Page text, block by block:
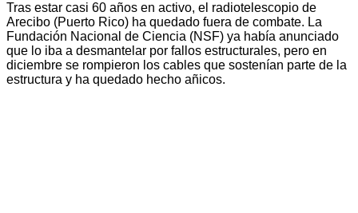
Tras estar casi 60 años en activo, el radiotelescopio de
Arecibo (Puerto Rico) ha quedado fuera de combate. La
Fundación Nacional de Ciencia (NSF) ya había anunciado
que lo iba a desmantelar por fallos estructurales, pero en
diciembre se rompieron los cables que sostenían parte de la
estructura y ha quedado hecho añicos.